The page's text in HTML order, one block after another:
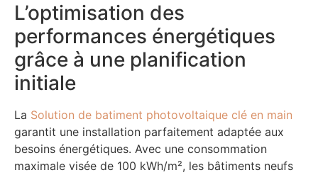
L’optimisation des
performances énergétiques
grâce à une planification
initiale
La Solution de batiment photovoltaique clé en main
garantit une installation parfaitement adaptée aux
besoins énergétiques. Avec une consommation
maximale visée de 100 kWh/m², les bâtiments neufs